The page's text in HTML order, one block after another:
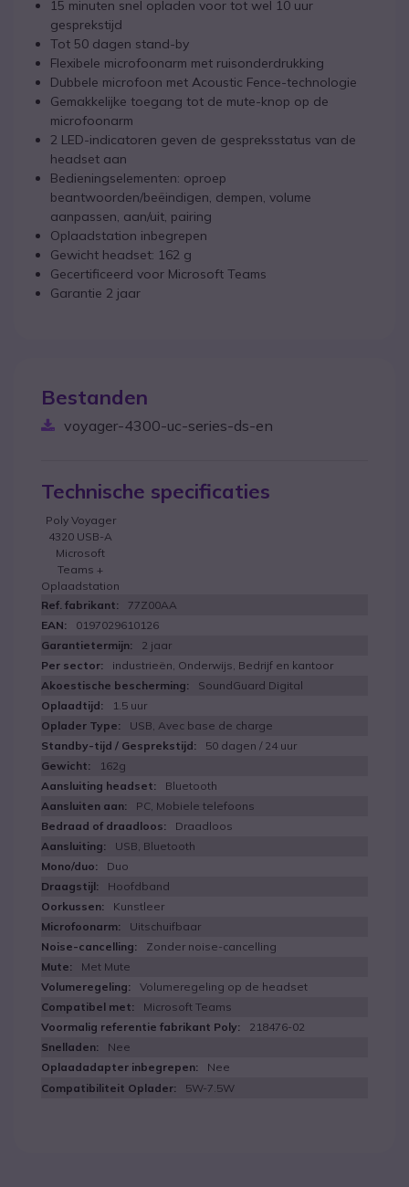
15 minuten snel opladen voor tot wel 10 uur
gesprekstijd
Tot 50 dagen stand-by
Flexibele microfoonarm met ruisonderdrukking
Dubbele microfoon met Acoustic Fence-technologie
Gemakkelijke toegang tot de mute-knop op de
microfoonarm
2 LED-indicatoren geven de gespreksstatus van de
headset aan
Bedieningselementen: oproep
beantwoorden/beëindigen, dempen, volume
aanpassen, aan/uit, pairing
Oplaadstation inbegrepen
Gewicht headset: 162 g
Gecertificeerd voor Microsoft Teams
Garantie 2 jaar
Bestanden
voyager-4300-uc-series-ds-en
Technische specificaties
Poly Voyager
4320 USB-A
Microsoft
Teams +
Oplaadstation
77Z00AA
0197029610126
2 jaar
industrieën, Onderwijs, Bedrijf en kantoor
SoundGuard Digital
1.5 uur
USB, Avec base de charge
50 dagen / 24 uur
162g
Bluetooth
PC, Mobiele telefoons
Draadloos
USB, Bluetooth
Duo
Hoofdband
Kunstleer
Uitschuifbaar
Zonder noise-cancelling
Met Mute
Volumeregeling op de headset
Microsoft Teams
218476-02
Nee
Nee
5W-7.5W